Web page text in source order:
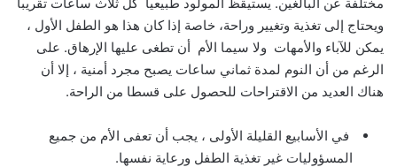
ويحتاج إلى تغذية وتغيير وراحة، خاصة إذا كان هذا هو الطفل الأول ،
يمكن للآباء والأمهات ولا سيما الأم أن تطغى عليها الإرهاق. على
الرغم من أن النوم لمدة ثماني ساعات يصبح مجرد أمنية ، إلا أن
هناك العديد من الاقتراحات للحصول على قسطا من الراحة.
في الأسابيع القليلة الأولى ، يجب أن تعفى الأم من جميع
المسؤوليات غير تغذية الطفل ورعاية نفسها.